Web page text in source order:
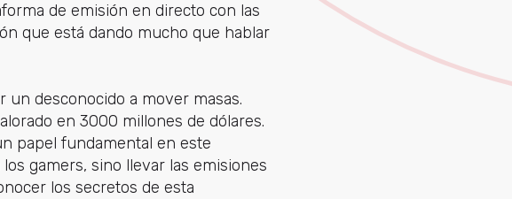
de emisión en directo con las
que está dando mucho que hablar
un desconocido a mover masas.
en 3000 millones de dólares.
papel fundamental en este
gamers, sino llevar las emisiones
los secretos de esta